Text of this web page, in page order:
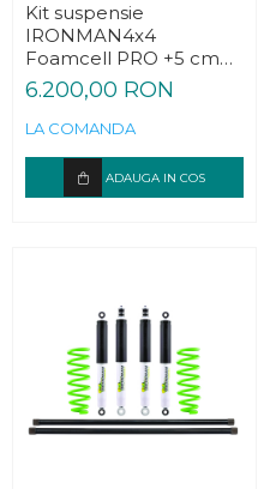
Kit suspensie
IRONMAN4x4
Foamcell PRO +5 cm
Toyota Land Cruiser J80
/ J105
6.200,00 RON
LA COMANDA
ADAUGA IN COS